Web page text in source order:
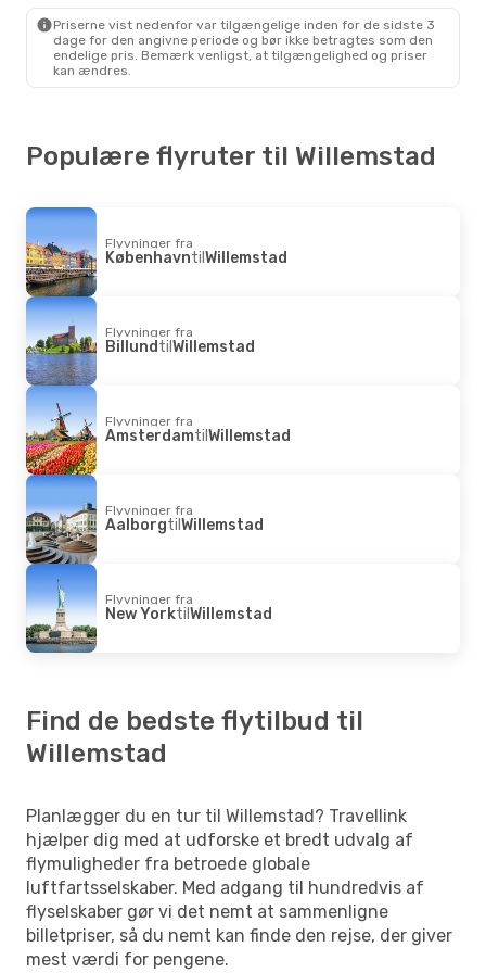
Priserne vist nedenfor var tilgængelige inden for de sidste 3
dage for den angivne periode og bør ikke betragtes som den
endelige pris. Bemærk venligst, at tilgængelighed og priser
kan ændres.
Populære flyruter til Willemstad
Flyvninger fra
KøbenhavntilWillemstad
Flyvninger fra
BillundtilWillemstad
Flyvninger fra
AmsterdamtilWillemstad
Flyvninger fra
AalborgtilWillemstad
Flyvninger fra
New YorktilWillemstad
Find de bedste flytilbud til
Willemstad
Planlægger du en tur til Willemstad? Travellink
hjælper dig med at udforske et bredt udvalg af
flymuligheder fra betroede globale
luftfartsselskaber. Med adgang til hundredvis af
flyselskaber gør vi det nemt at sammenligne
billetpriser, så du nemt kan finde den rejse, der giver
mest værdi for pengene.